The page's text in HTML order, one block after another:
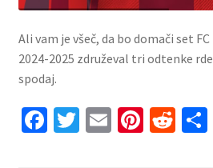
Ali vam je všeč, da bo domači set
2024-2025 združeval tri odtenke
spodaj.
Fa T E Pi R S